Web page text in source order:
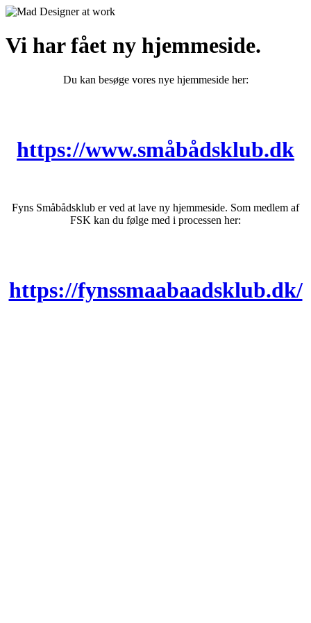
Vi har fået ny hjemmeside.
Du kan besøge vores nye hjemmeside her:
https://www.småbådsklub.dk
Fyns Småbådsklub er ved at lave ny hjemmeside. Som medlem af
FSK kan du følge med i processen her:
https://fynssmaabaadsklub.dk/